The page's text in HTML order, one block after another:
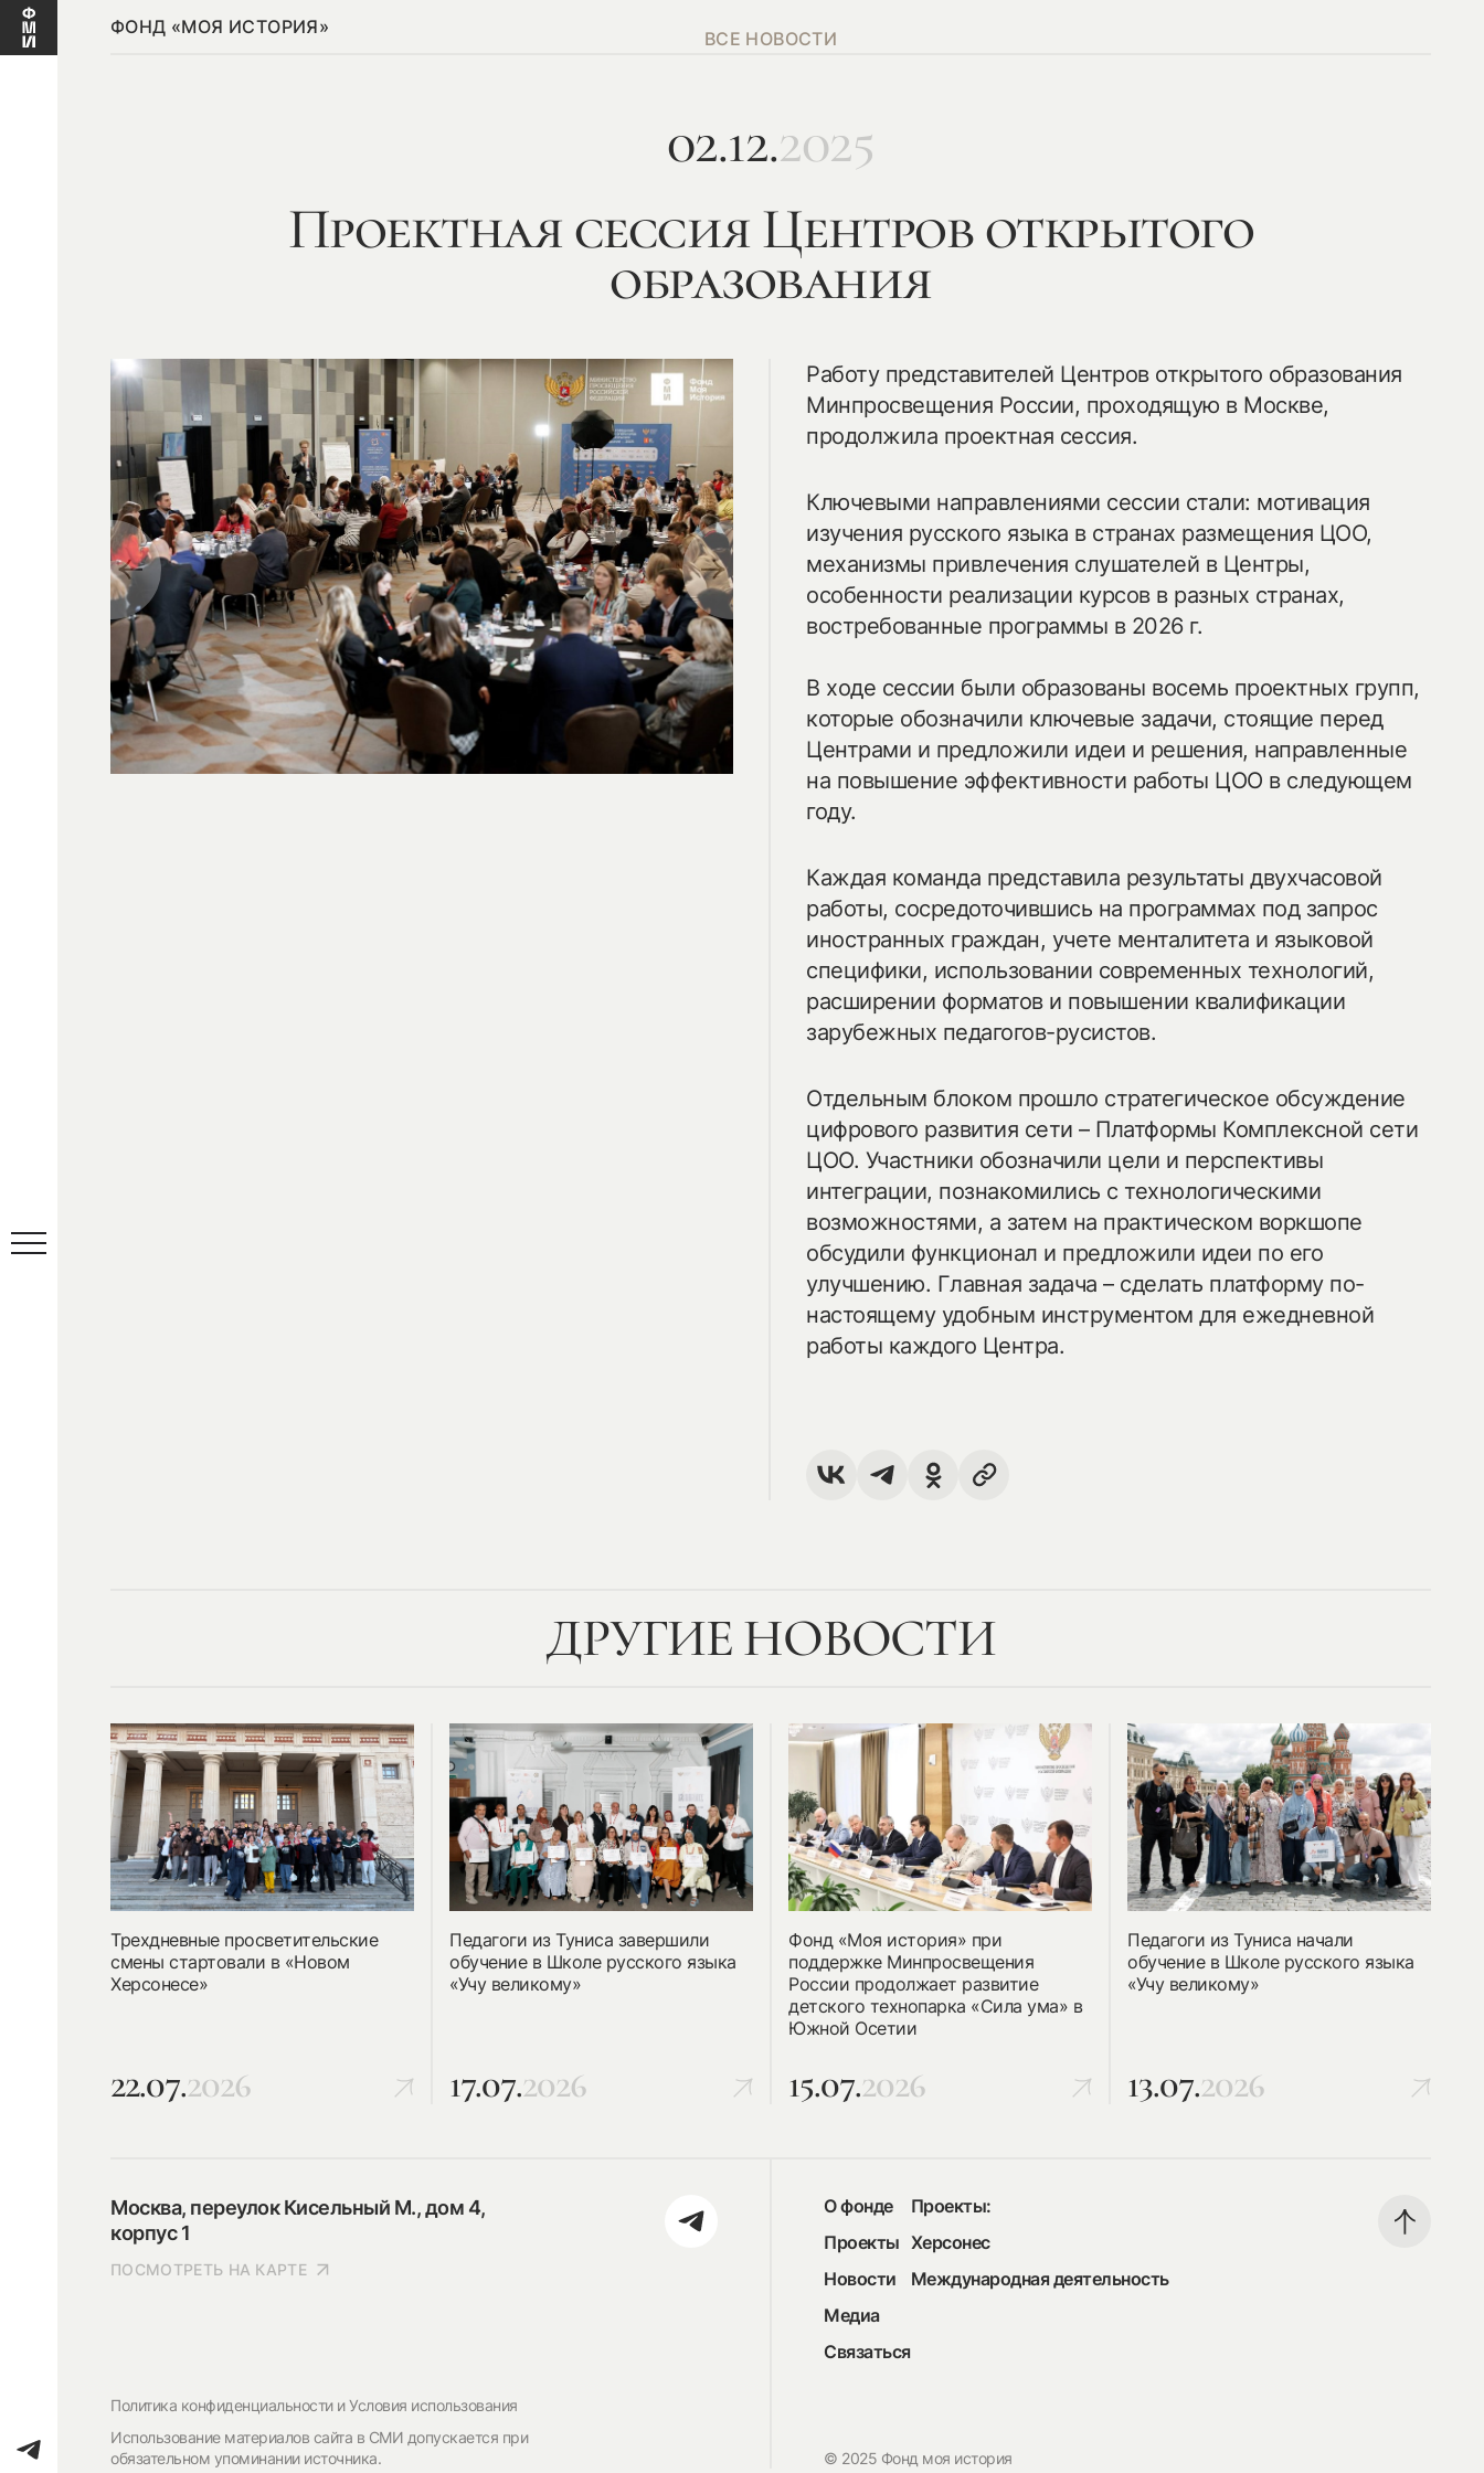
ФОНД «МОЯ ИСТОРИЯ»
посмотреть на карте
my.history.fond@bk.ru
ВСЕ НОВОСТИ
02.12.2025
Проектная сессия Центров открытого
образования
Работу представителей Центров открытого образования
Минпросвещения России, проходящую в Москве,
продолжила проектная сессия.
Ключевыми направлениями сессии стали: мотивация
изучения русского языка в странах размещения ЦОО,
механизмы привлечения слушателей в Центры,
особенности реализации курсов в разных странах,
востребованные программы в 2026 г.
В ходе сессии были образованы восемь проектных групп,
которые обозначили ключевые задачи, стоящие перед
Центрами и предложили идеи и решения, направленные
на повышение эффективности работы ЦОО в следующем
году.
Каждая команда представила результаты двухчасовой
работы, сосредоточившись на программах под запрос
иностранных граждан, учете менталитета и языковой
специфики, использовании современных технологий,
расширении форматов и повышении квалификации
зарубежных педагогов-русистов.
Отдельным блоком прошло стратегическое обсуждение
цифрового развития сети – Платформы Комплексной сети
ЦОО. Участники обозначили цели и перспективы
интеграции, познакомились с технологическими
возможностями, а затем на практическом воркшопе
обсудили функционал и предложили идеи по его
улучшению. Главная задача – сделать платформу по-
настоящему удобным инструментом для ежедневной
работы каждого Центра.
ДРУГИЕ НОВОСТИ
Трехдневные просветительские
смены стартовали в «Новом
Херсонесе»
22.07.2026
Педагоги из Туниса завершили
обучение в Школе русского языка
«Учу великому»
17.07.2026
Фонд «Моя история» при
поддержке Минпросвещения
России продолжает развитие
детского технопарка «Сила ума» в
Южной Осетии
15.07.2026
Педагоги из Туниса начали
обучение в Школе русского языка
«Учу великому»
13.07.2026
Москва, переулок Кисельный М., дом 4,
корпус 1
ПОСМОТРЕТЬ НА КАРТЕ
Политика конфиденциальности и Условия использования
Использование материалов сайта в СМИ допускается при
обязательном упоминании источника.
О фонде
Проекты
Новости
Медиа
Связаться
Проекты:
Херсонес
Международная деятельность
© 2025 Фонд моя история